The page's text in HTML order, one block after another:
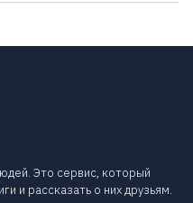
Это сервис, который
и рассказать о них друзьям.